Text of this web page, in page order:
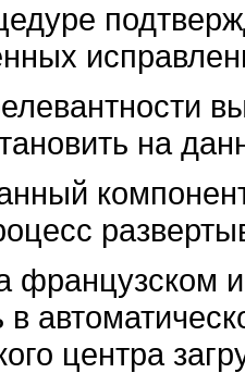
на
французском
в
центра